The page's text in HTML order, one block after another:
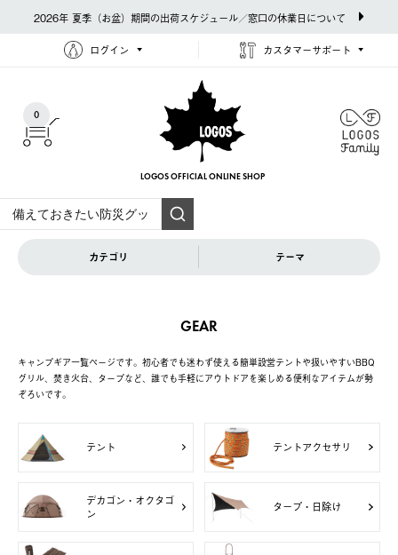
2026年 夏季（お盆）期間の出荷スケジュール／窓口の休業日について
ログイン カスタマーサポート
0
LOGOS OFFICIAL ONLINE SHOP
カテゴリ テーマ
GEAR
キャンプギア一覧ページです。初心者でも迷わず使える簡単設営テントや扱いやすいBBQ
グリル、焚き火台、タープなど、誰でも手軽にアウトドアを楽しめる便利なアイテムが勢
ぞろいです。
テント テントアクセサリ
デカゴン・オクタゴ
ン
タープ・日除け